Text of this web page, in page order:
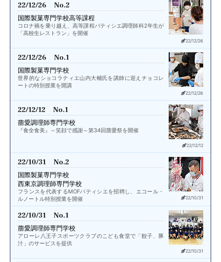
22/12/26
22/12/26 No.2
国際製菓専門学校高等課程
コロナ禍を乗り越え、高等課程パティシエ調理師科2年生が
「高校生レストラン」を開催
22/12/26
22/12/26 No.1
国際製菓専門学校
世界的なショコラティエ山内大輔氏を講師に迎えチョコレ
ートの特別授業を開講
22/12/12
22/12/12 No.1
萠愛調理師専門学校
『食全食美』～笑顔で感謝～第34回萠愛祭を開催
22/10/31
22/10/31 No.2
国際製菓専門学校
西東京調理師専門学校
フランスを代表するMOFパティシエを招聘し、エコール・
ルノートル特別授業を開催
22/10/31
22/10/31 No.1
萠愛調理師専門学校
アローレ八王子スポーツクラブのこども食堂で「餃子、豚
汁」のサービスを提供